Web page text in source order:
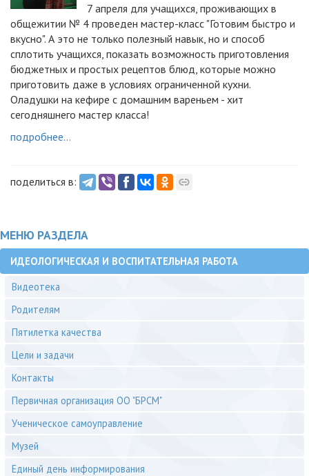
7 апреля для учащихся, проживающих в
общежитии № 4 проведен мастер-класс "Готовим быстро и
вкусно". А это не только полезный навык, но и способ
сплотить учащихся, показать возможность приготовления
бюджетных и простых рецептов блюд, которые можно
приготовить даже в условиях ограниченной кухни.
Оладушки на кефире с домашним вареньем - хит
сегодняшнего мастер класса!
подробнее...
поделиться в:
МЕНЮ РАЗДЕЛА
ИДЕОЛОГИЧЕСКАЯ И ВОСПИТАТЕЛЬНАЯ РАБОТА
Видеотека
Родителям
Пятилетка качества
Цели и задачи
Контакты
Первичная организация ОО "БРСМ"
Ученическое самоуправление
Музей
Единый день информирования